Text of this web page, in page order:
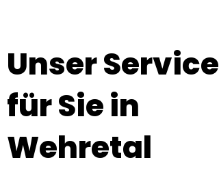
Unser Service
für Sie in
Wehretal